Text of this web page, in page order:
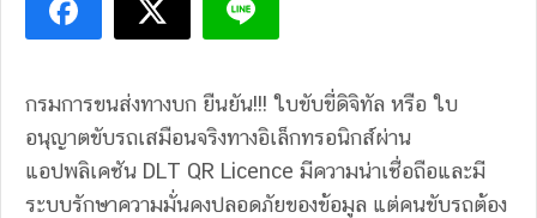
กรมการขนส่งทางบก ยืนยัน!!! ใบขับขี่ดิจิทัล หรือ ใบ
อนุญาตขับรถเสมือนจริงทางอิเล็กทรอนิกส์ผ่าน
แอปพลิเคชัน DLT QR Licence มีความน่าเชื่อถือและมี
ระบบรักษาความมั่นคงปลอดภัยของข้อมูล แต่คนขับรถต้อง